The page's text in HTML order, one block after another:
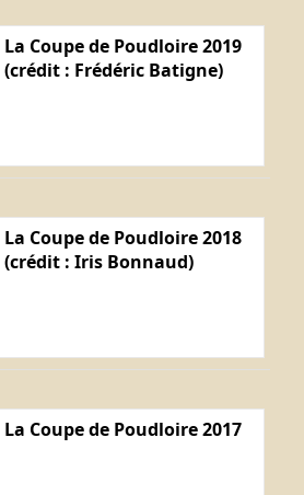
La Coupe de Poudloire 2019
(crédit : Frédéric Batigne)
La Coupe de Poudloire 2018
(crédit : Iris Bonnaud)
La Coupe de Poudloire 2017